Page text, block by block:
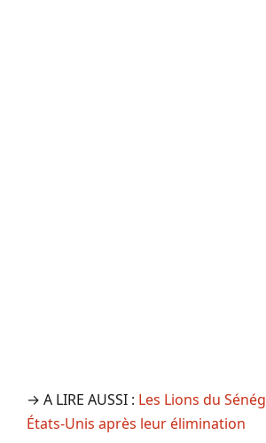
→ A LIRE AUSSI : Les Lions du
États-Unis après leur élimination